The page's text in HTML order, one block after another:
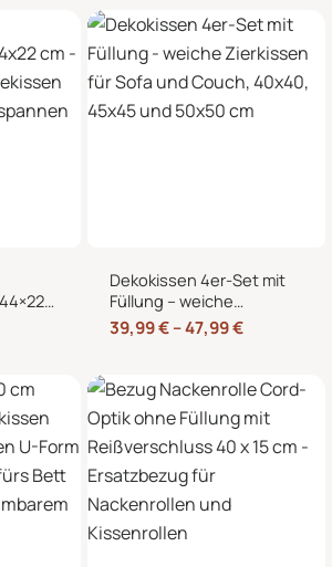
Bett und Sessel
Dekokissen 4er-Set mit
Füllung – weiche
Zierkissen für Sofa und
Couch, 40×40, 45×45
39,99€–47,99€